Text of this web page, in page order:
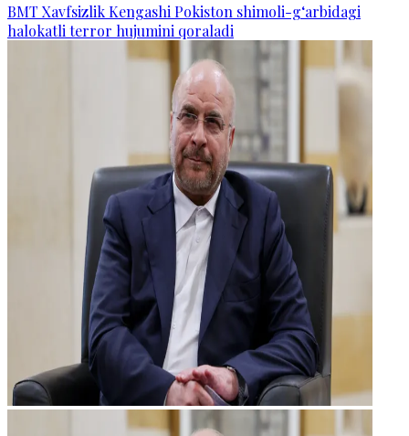
BMT Xavfsizlik Kengashi Pokiston shimoli-g‘arbidagi
halokatli terror hujumini qoraladi